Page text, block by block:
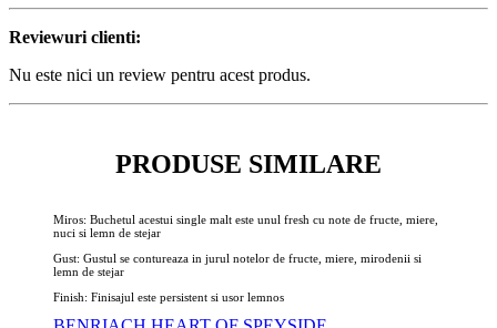
Reviewuri clienti:
Nu este nici un review pentru acest produs.
PRODUSE SIMILARE
Miros: Buchetul acestui single malt este unul fresh cu note de fructe, miere,
nuci si lemn de stejar
Gust: Gustul se contureaza in jurul notelor de fructe, miere, mirodenii si
lemn de stejar
Finish: Finisajul este persistent si usor lemnos